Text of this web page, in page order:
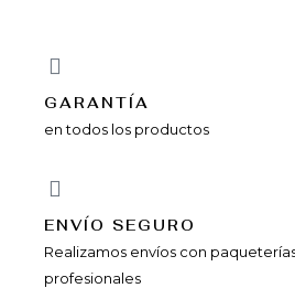
GARANTÍA
en todos los productos
ENVÍ­O SEGURO
Realizamos envíos con
profesionales